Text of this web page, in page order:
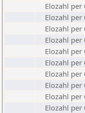
Elozahl per
Elozahl per
Elozahl per
Elozahl per
Elozahl per
Elozahl per
Elozahl per
Elozahl per
Elozahl per
Elozahl per